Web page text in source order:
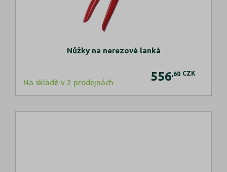
Nůžky na nerezové lanká
Na skladě v 2 prodejnách 556 ,60 CZK